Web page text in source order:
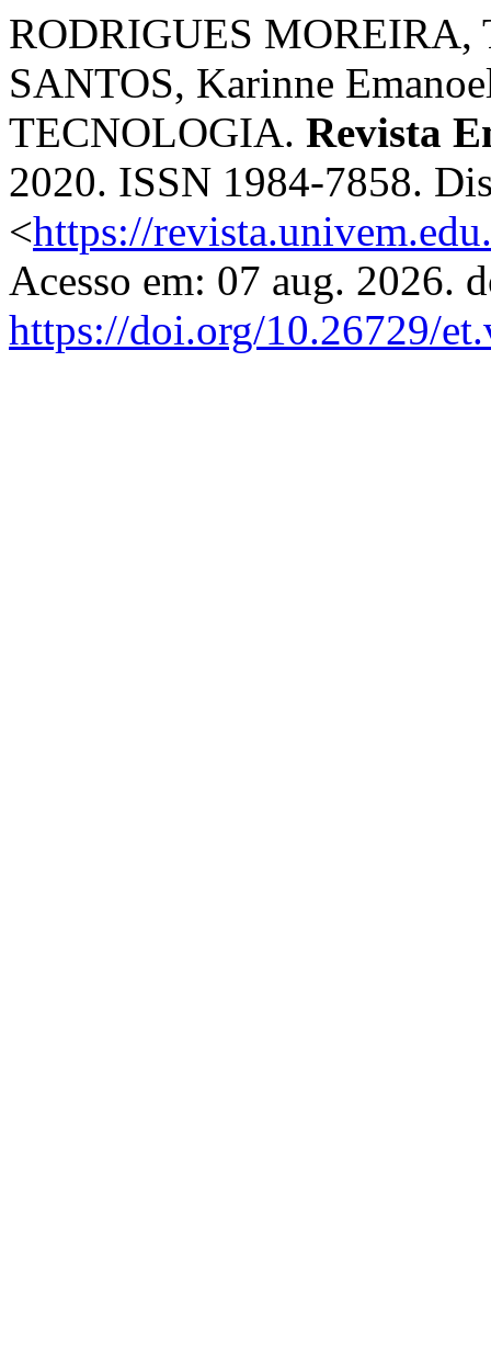
RODRIGUES MOREIRA,
SANTOS, Karinne
TECNOLOGIA. Revista
2020. ISSN 1984-7858.
<https://
Acesso em: 07 aug. 2026.
https://doi.org/10.26729/